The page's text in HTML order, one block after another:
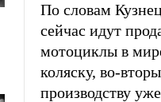
По словам
сейчас идут
мотоциклы в
коляску, во-
производству